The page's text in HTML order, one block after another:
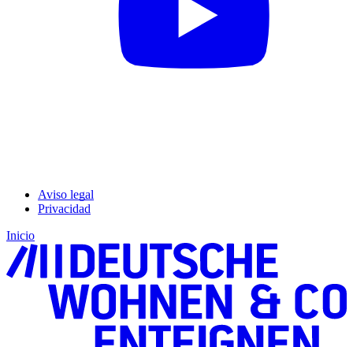
Aviso legal
Privacidad
Inicio